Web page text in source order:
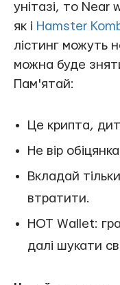
унітазі, то Near
як і Hamster
лістинг можуть
можна буде
Пам'ятай:
Це крипта,
Не вір
Вкладай
втратити.
HOT Wallet:
далі шукати